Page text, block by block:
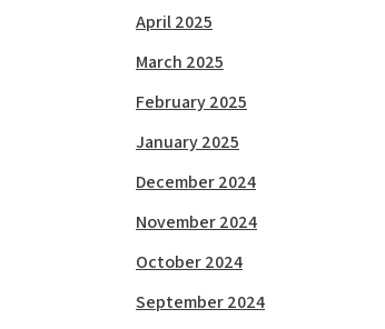
April 2025
March 2025
February 2025
January 2025
December 2024
November 2024
October 2024
September 2024